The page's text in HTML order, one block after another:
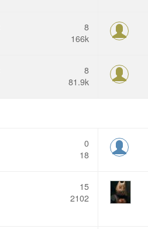
8
166k
8
81.9k
0
18
15
2102